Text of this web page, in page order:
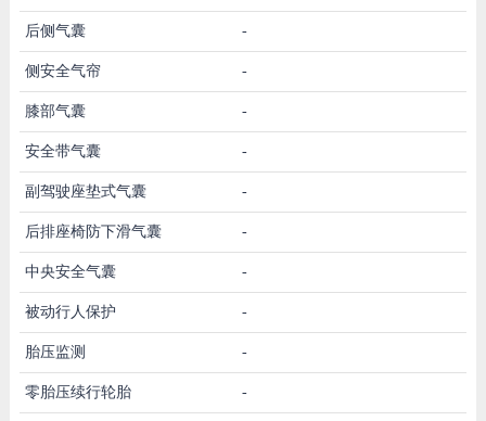
后侧气囊 -
侧安全气帘 -
膝部气囊 -
安全带气囊 -
副驾驶座垫式气囊 -
后排座椅防下滑气囊 -
中央安全气囊 -
被动行人保护 -
胎压监测 -
零胎压续行轮胎 -